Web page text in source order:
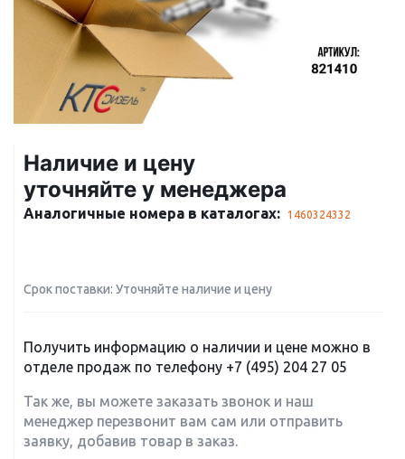
Наличие и цену
уточняйте у менеджера
Аналогичные номера в каталогах: 1460324332
Срок поставки: Уточняйте наличие и цену
Получить информацию о наличии и цене можно в
отделе продаж по телефону +7 (495) 204 27 05
Так же, вы можете заказать звонок и наш
менеджер перезвонит вам сам или отправить
заявку, добавив товар в заказ.